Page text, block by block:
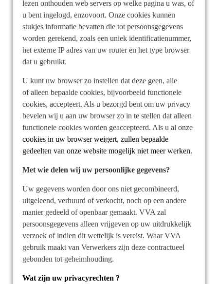
lezen onthouden web servers op welke pagina u was, of
u bent ingelogd, enzovoort. Onze cookies kunnen
stukjes informatie bevatten die tot persoonsgegevens
worden gerekend, zoals een uniek identificatienummer,
het externe IP adres van uw router en het type browser
dat u gebruikt.
U kunt uw browser zo instellen dat deze geen, alle
of alleen bepaalde cookies, bijvoorbeeld functionele
cookies, accepteert. Als u bezorgd bent om uw privacy
bevelen wij u aan uw browser zo in te stellen dat alleen
functionele cookies worden geaccepteerd. Als u al onze
cookies in uw browser weigert, zullen bepaalde
gedeelten van onze website mogelijk niet meer werken.
Met wie delen wij uw persoonlijke gegevens?
Uw gegevens worden door ons niet gecombineerd,
uitgeleend, verhuurd of verkocht, noch op een andere
manier gedeeld of openbaar gemaakt. VVA zal
persoonsgegevens alleen vrijgeven op uw uitdrukkelijk
verzoek of indien dit wettelijk is vereist. Waar VVA
gebruik maakt van Verwerkers zijn deze contractueel
gebonden tot geheimhouding.
Wat zijn uw privacyrechten ?